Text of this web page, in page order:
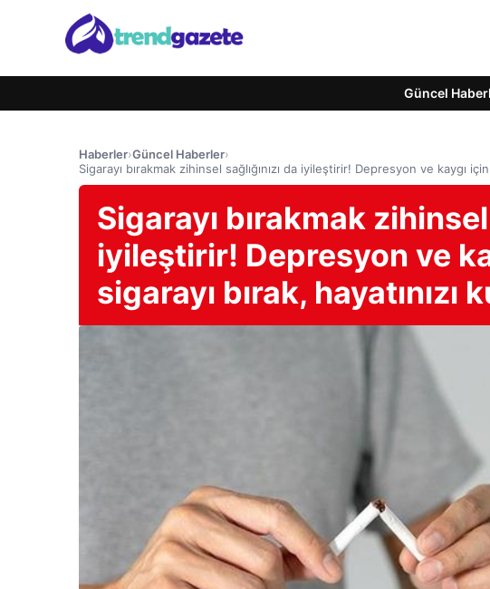
Güncel
Haberler›Güncel Haberler›
Sigarayı bırakmak zihinsel sağlığınızı da iyileştirir! Depresyon ve kaygı
Sigarayı bırakmak zihinsel
iyileştirir! Depresyon ve
sigarayı bırak, hayatınızı